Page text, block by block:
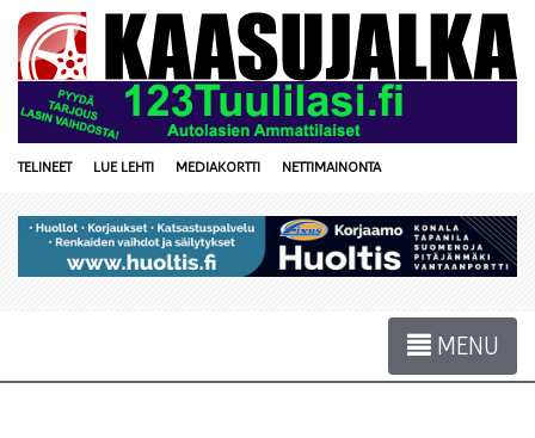
TELINEET LUE LEHTI MEDIAKORTTI NETTIMAINONTA
MENU